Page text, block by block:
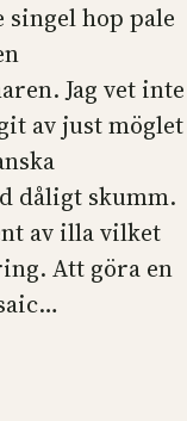
singel hop pale
Jag vet inte
av just möglet
dåligt skumm.
av illa vilket
Att göra en